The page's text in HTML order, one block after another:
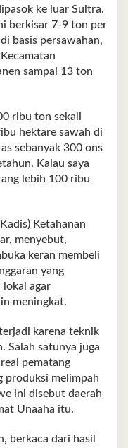
ke luar Sultra.
berkisar 7-9 ton per
basis persawahan,
sampai 13 ton
ribu ton sekali
hektare sawah di
sebanyak 300 ons
Kalau saya
lebih 100 ribu
Ketahanan
menyebut,
keran membeli
yang
lokal agar
meningkat.
karena teknik
Salah satunya juga
pematang
produksi melimpah
ini disebut daerah
Unaaha itu.
berkaca dari hasil